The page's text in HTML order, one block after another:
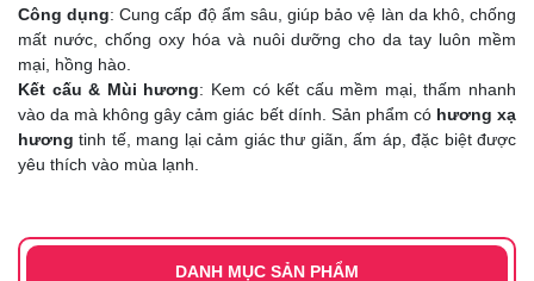
Công dụng: Cung cấp độ ẩm sâu, giúp bảo vệ làn da khô, chống
mất nước, chống oxy hóa và nuôi dưỡng cho da tay luôn mềm
mại, hồng hào.
Kết cấu & Mùi hương: Kem có kết cấu mềm mại, thấm nhanh
vào da mà không gây cảm giác bết dính. Sản phẩm có hương xạ
hương tinh tế, mang lại cảm giác thư giãn, ấm áp, đặc biệt được
yêu thích vào mùa lạnh.
DANH MỤC SẢN PHẨM